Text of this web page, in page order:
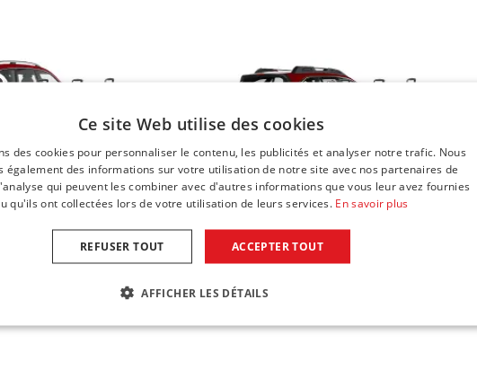
voyage convient à Subaru
2013-2018 Pro.Line
Set de sacs de voyage convient à Subaru
Outback V 2015-2020 break Pro.Line
€ 549,00
Ce site Web utilise des cookies
des cookies pour personnaliser le contenu, les publicités et analyser notre trafic. Nous
également des informations sur votre utilisation de notre site avec nos partenaires de
qui peuvent les combiner avec d'autres informations que vous leur avez fournies
qu'ils ont collectées lors de votre utilisation de leurs services. En savoir plus
ACCEPTER TOUT
REFUSER TOUT
AFFICHER LES DÉTAILS